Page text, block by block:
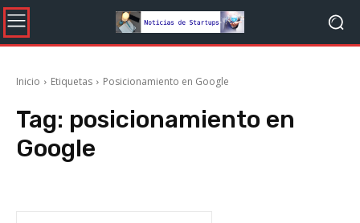
Inicio Etiquetas Posicionamiento en Google
Tag: posicionamiento en
Google